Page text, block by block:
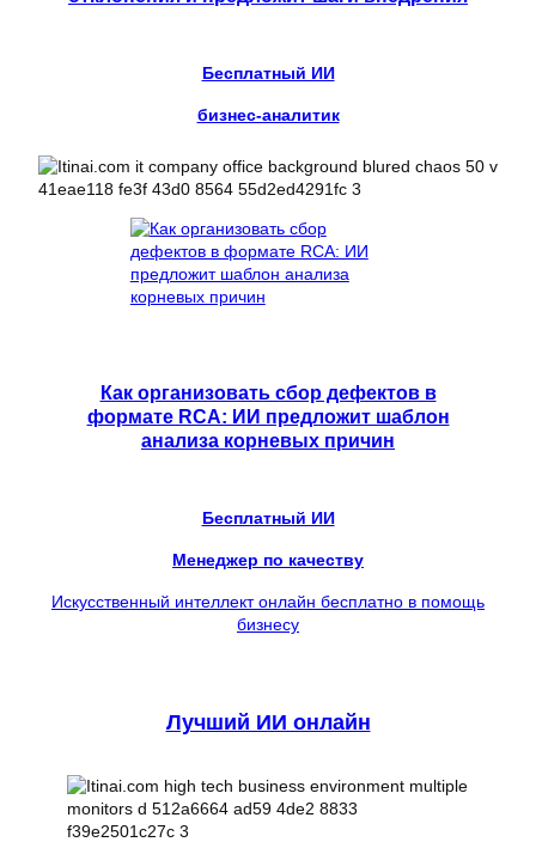
Бесплатный ИИ
бизнес-аналитик
Как организовать сбор дефектов в
формате RCA: ИИ предложит шаблон
анализа корневых причин
Бесплатный ИИ
Менеджер по качеству
Искусственный интеллект онлайн бесплатно в помощь
бизнесу
Лучший ИИ онлайн